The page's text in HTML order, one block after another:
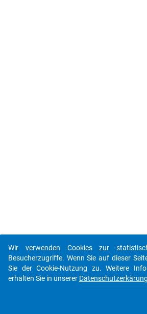
Wir verwenden Cookies zur
Besucherzugriffe. Wenn Sie auf dieser
Sie der Cookie-Nutzung zu. Weitere
erhalten Sie in unserer Datenschutzerkärung